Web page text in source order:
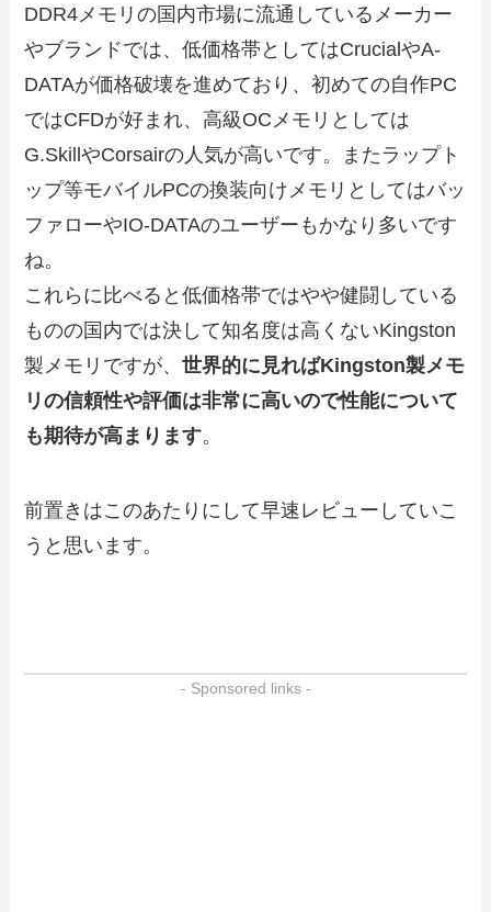
DDR4メモリの国内市場に流通しているメーカー
やブランドでは、低価格帯としてはCrucialやA-
DATAが価格破壊を進めており、初めての自作PC
ではCFDが好まれ、高級OCメモリとしては
G.SkillやCorsairの人気が高いです。またラップト
ップ等モバイルPCの換装向けメモリとしてはバッ
ファローやIO-DATAのユーザーもかなり多いです
ね。
これらに比べると低価格帯ではやや健闘している
ものの国内では決して知名度は高くないKingston
製メモリですが、世界的に見ればKingston製メモ
リの信頼性や評価は非常に高いので性能について
も期待が高まります。
前置きはこのあたりにして早速レビューしていこ
うと思います。
- Sponsored links -